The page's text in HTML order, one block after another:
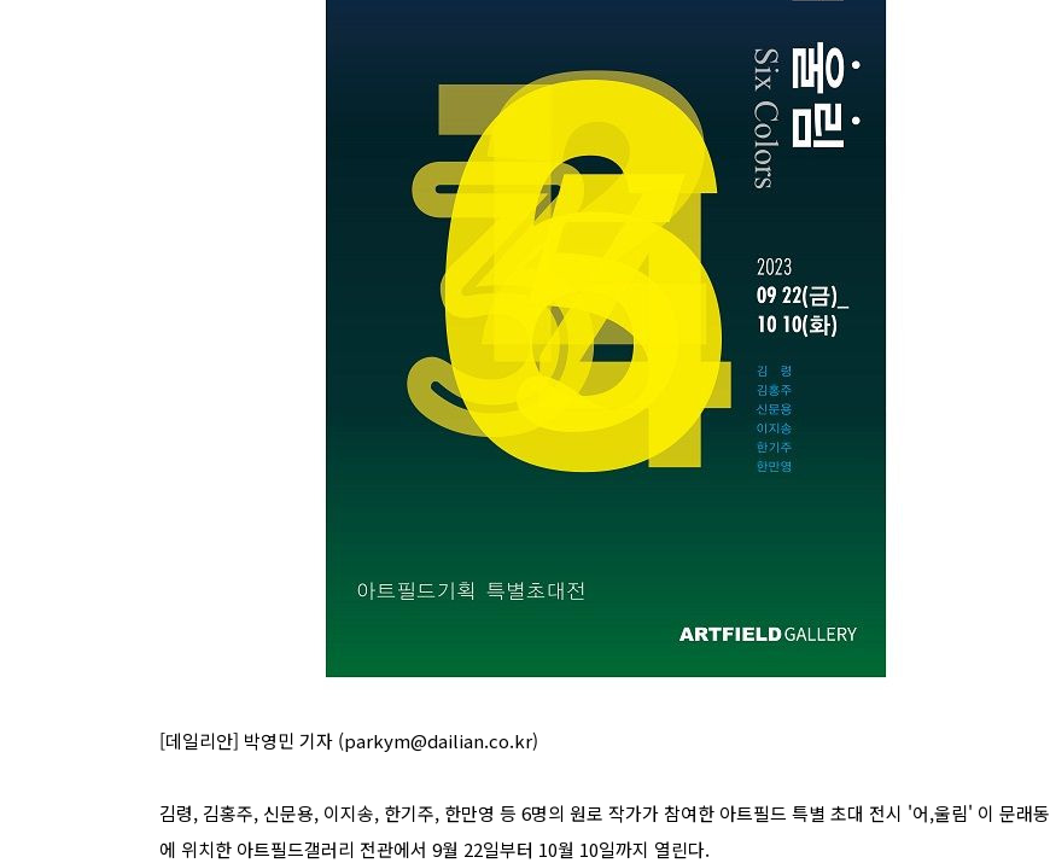
[데일리안] 박영민 기자 (parkym@dailian.co.kr)
김령, 김홍주, 신문용, 이지송, 한기주, 한만영 등 6명의 원로 작가가 참여한 아트필드 특별 초대 전시 '어,울림' 이 문래동
에 위치한 아트필드갤러리 전관에서 9월 22일부터 10월 10일까지 열린다.